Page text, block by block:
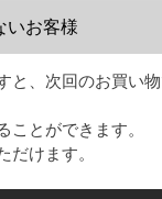
いお客様
と、次回のお買い
ことができます。
だけます。